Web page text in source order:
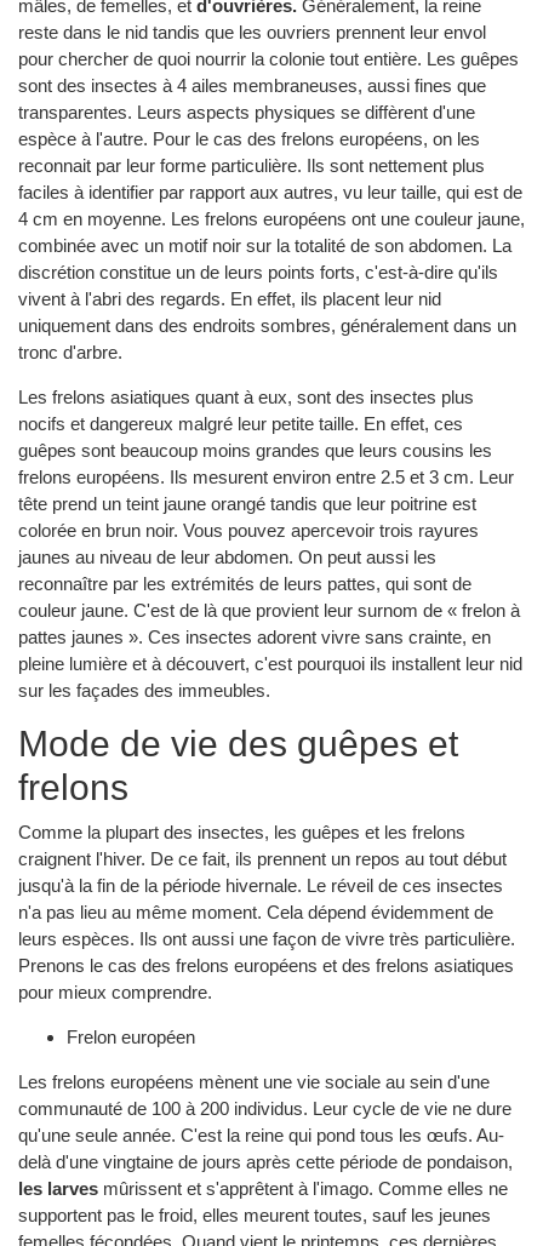
mâles, de femelles, et d'ouvrières. Généralement, la reine
reste dans le nid tandis que les ouvriers prennent leur envol
pour chercher de quoi nourrir la colonie tout entière. Les guêpes
sont des insectes à 4 ailes membraneuses, aussi fines que
transparentes. Leurs aspects physiques se diffèrent d'une
espèce à l'autre. Pour le cas des frelons européens, on les
reconnait par leur forme particulière. Ils sont nettement plus
faciles à identifier par rapport aux autres, vu leur taille, qui est de
4 cm en moyenne. Les frelons européens ont une couleur jaune,
combinée avec un motif noir sur la totalité de son abdomen. La
discrétion constitue un de leurs points forts, c'est-à-dire qu'ils
vivent à l'abri des regards. En effet, ils placent leur nid
uniquement dans des endroits sombres, généralement dans un
tronc d'arbre.
Les frelons asiatiques quant à eux, sont des insectes plus
nocifs et dangereux malgré leur petite taille. En effet, ces
guêpes sont beaucoup moins grandes que leurs cousins les
frelons européens. Ils mesurent environ entre 2.5 et 3 cm. Leur
tête prend un teint jaune orangé tandis que leur poitrine est
colorée en brun noir. Vous pouvez apercevoir trois rayures
jaunes au niveau de leur abdomen. On peut aussi les
reconnaître par les extrémités de leurs pattes, qui sont de
couleur jaune. C'est de là que provient leur surnom de « frelon à
pattes jaunes ». Ces insectes adorent vivre sans crainte, en
pleine lumière et à découvert, c'est pourquoi ils installent leur nid
sur les façades des immeubles.
Mode de vie des guêpes et
frelons
Comme la plupart des insectes, les guêpes et les frelons
craignent l'hiver. De ce fait, ils prennent un repos au tout début
jusqu'à la fin de la période hivernale. Le réveil de ces insectes
n'a pas lieu au même moment. Cela dépend évidemment de
leurs espèces. Ils ont aussi une façon de vivre très particulière.
Prenons le cas des frelons européens et des frelons asiatiques
pour mieux comprendre.
Frelon européen
Les frelons européens mènent une vie sociale au sein d'une
communauté de 100 à 200 individus. Leur cycle de vie ne dure
qu'une seule année. C'est la reine qui pond tous les œufs. Au-
delà d'une vingtaine de jours après cette période de pondaison,
les larves mûrissent et s'apprêtent à l'imago. Comme elles ne
supportent pas le froid, elles meurent toutes, sauf les jeunes
femelles fécondées. Quand vient le printemps, ces dernières